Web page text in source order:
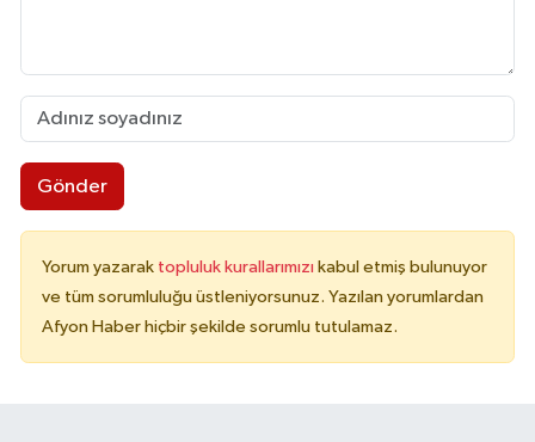
Gönder
Yorum yazarak topluluk kurallarımızı kabul etmiş bulunuyor
ve tüm sorumluluğu üstleniyorsunuz. Yazılan yorumlardan
Afyon Haber hiçbir şekilde sorumlu tutulamaz.